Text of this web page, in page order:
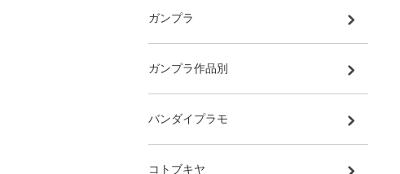
ガンプラ
ガンプラ作品別
バンダイプラモ
コトブキヤ